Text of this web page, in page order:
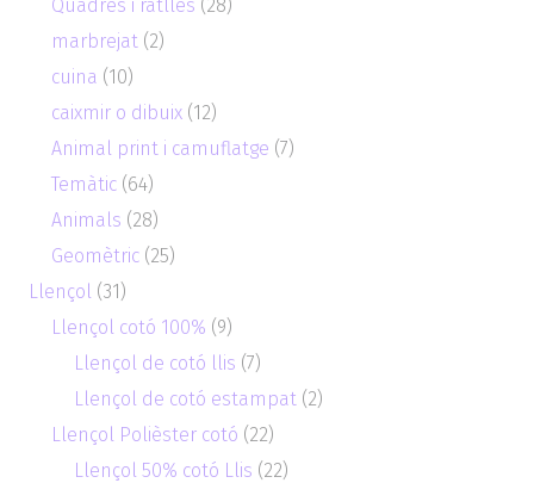
Quadres i ratlles (28)
marbrejat (2)
cuina (10)
caixmir o dibuix (12)
Animal print i camuflatge (7)
Temàtic (64)
Animals (28)
Geomètric (25)
Llençol (31)
Llençol cotó 100% (9)
Llençol de cotó llis (7)
Llençol de cotó estampat (2)
Llençol Polièster cotó (22)
Llençol 50% cotó Llis (22)